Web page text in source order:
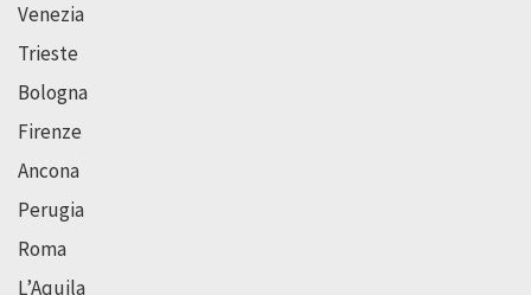
Venezia
Trieste
Bologna
Firenze
Ancona
Perugia
Roma
L’Aquila